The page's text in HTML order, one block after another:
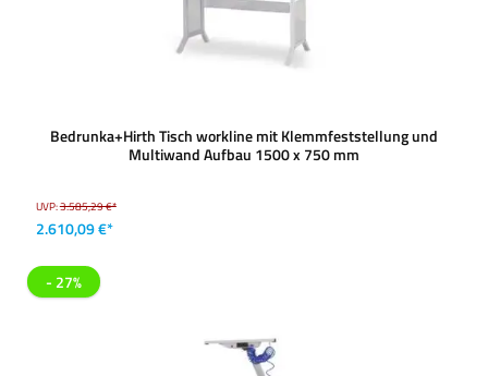
Bedrunka+Hirth Tisch workline mit Klemmfeststellung und
Multiwand Aufbau 1500 x 750 mm
UVP:3.585,29 €*
2.610,09 €*
- 27%